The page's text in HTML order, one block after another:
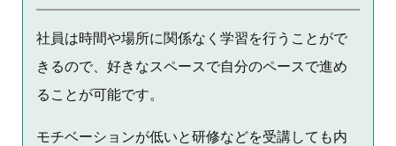
社員は時間や場所に関係なく学習を行うことがで
きるので、好きなスペースで自分のペースで進め
ることが可能です。
モチベーションが低いと研修などを受講しても内